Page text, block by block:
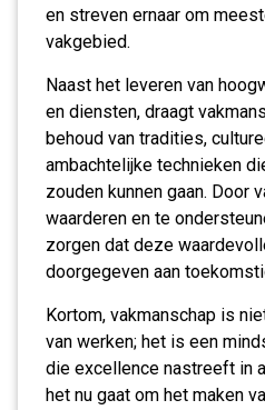
en streven ernaar om
vakgebied.
Naast het leveren van
en diensten, draagt
behoud van tradities,
ambachtelijke technieken
zouden kunnen gaan. Door
waarderen en te
zorgen dat deze
doorgegeven aan
Kortom, vakmanschap is
van werken; het is een
die excellence nastreeft in
het nu gaat om het maken